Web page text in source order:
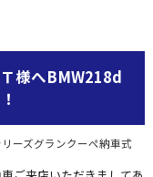
様へBMW218d
リーズグランクーペ納車式